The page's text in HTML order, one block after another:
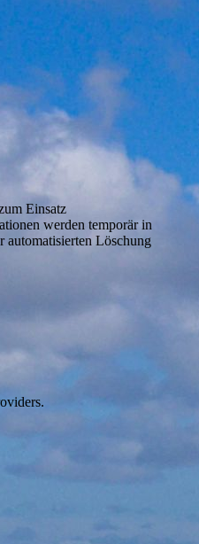
Einsatz
werden temporär in
automatisierten Löschung